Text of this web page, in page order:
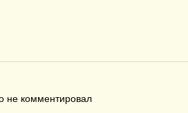
не комментировал